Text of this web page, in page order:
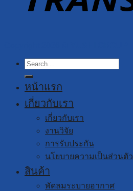
Search
for:
หน้าแรก
เกี่ยวกับเรา
เกี่ยวกับเรา
งานวิจัย
การรับประกัน
นโยบายความเป็นส่วนตัว
สินค้า
พัดลมระบายอากาศ